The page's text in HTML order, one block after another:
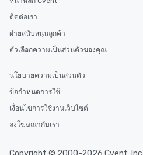
ติดต่อเรา
ฝ่ายสนับสนุนลูกค้า
ตัวเลือกความเป็นส่วนตัวของคุณ
นโยบายความเป็นส่วนตัว
ข้อกำหนดการใช้
เงื่อนไขการใช้งานเว็บไซต์
ลงโฆษณากับเรา